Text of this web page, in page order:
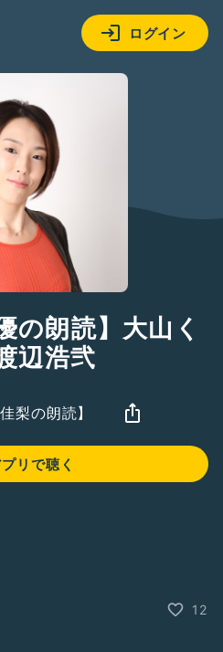
ログイン
の朗読】大山く
辺浩弐
梨の朗読】
リで聴く
12